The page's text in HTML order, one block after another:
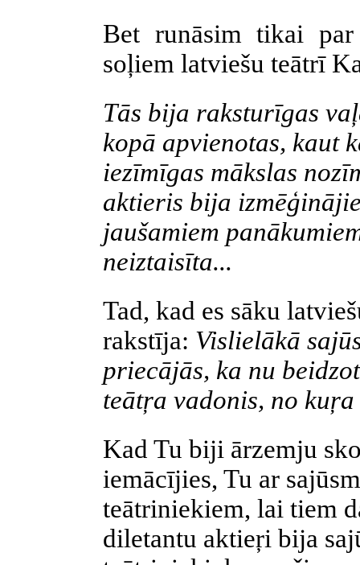
Bet runāsim tikai
soļiem latviešu teātrī
Tās bija raksturīgas
kopā apvienotas, kaut
iezīmīgas mākslas
aktieris bija
jaušamiem
neiztaisīta...
Tad, kad es sāku
rakstīja: Vislielākā
priecājās, ka nu
teātŗa vadonis, no
Kad Tu biji ārzemju
iemācījies, Tu ar
teātriniekiem, lai tiem
diletantu aktieŗi bija